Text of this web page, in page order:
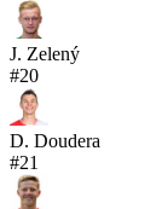
J. Zelený
#20
D. Doudera
#21